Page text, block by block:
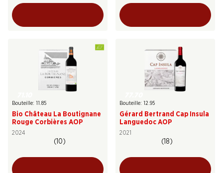
Bouteille: 11.85
Bio Château La Boutignane
Rouge Corbières AOP
2024
(10)
Bouteille: 12.95
Gérard Bertrand Cap Insula
Languedoc AOP
2021
(18)